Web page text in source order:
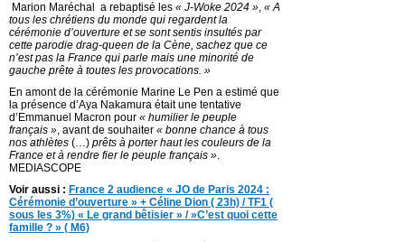
Marion Maréchal a rebaptisé les « J-Woke 2024 », « A
tous les chrétiens du monde qui regardent la
cérémonie d’ouverture et se sont sentis insultés par
cette parodie drag-queen de la Cène, sachez que ce
n’est pas la France qui parle mais une minorité de
gauche prête à toutes les provocations. »
En amont de la cérémonie Marine Le Pen a estimé que
la présence d’Aya Nakamura était une tentative
d’Emmanuel Macron pour « humilier le peuple
français », avant de souhaiter « bonne chance à tous
nos athlètes (…) prêts à porter haut les couleurs de la
France et à rendre fier le peuple français ».
MEDIASCOPE
Voir aussi : France 2 audience « JO de Paris 2024 :
Cérémonie d’ouverture » + Céline Dion ( 23h) / TF1 (
sous les 3%) « Le grand bêtisier » / »C’est quoi cette
famille ? » ( M6)